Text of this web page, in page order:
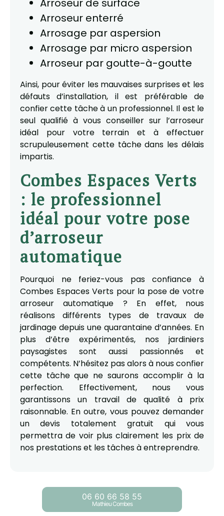
Arroseur de surface
Arroseur enterré
Arrosage par aspersion
Arrosage par micro aspersion
Arroseur par goutte-à-goutte
Ainsi, pour éviter les mauvaises surprises et les
défauts d’installation, il est préférable de
confier cette tâche à un professionnel. Il est le
seul qualifié à vous conseiller sur l’arroseur
idéal pour votre terrain et à effectuer
scrupuleusement cette tâche dans les délais
impartis.
Combes Espaces Verts
: le professionnel
idéal pour votre pose
d’arroseur
automatique
Pourquoi ne feriez-vous pas confiance à
Combes Espaces Verts pour la pose de votre
arroseur automatique ? En effet, nous
réalisons différents types de travaux de
jardinage depuis une quarantaine d’années. En
plus d’être expérimentés, nos jardiniers
paysagistes sont aussi passionnés et
compétents. N’hésitez pas alors à nous confier
cette tâche que ne saurons accomplir à la
perfection. Effectivement, nous vous
garantissons un travail de qualité à prix
raisonnable. En outre, vous pouvez demander
un devis totalement gratuit qui vous
permettra de voir plus clairement les prix de
nos prestations et les tâches à entreprendre.
06 60 66 58 55
Mathieu Combes